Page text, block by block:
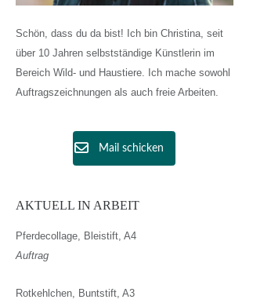
Schön, dass du da bist! Ich bin Christina, seit
über 10 Jahren selbstständige Künstlerin im
Bereich Wild- und Haustiere. Ich mache sowohl
Auftragszeichnungen als auch freie Arbeiten.
Mail schicken
AKTUELL IN ARBEIT
Pferdecollage, Bleistift, A4
Auftrag
Rotkehlchen, Buntstift, A3